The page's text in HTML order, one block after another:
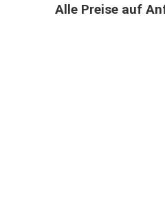
Alle Preise auf